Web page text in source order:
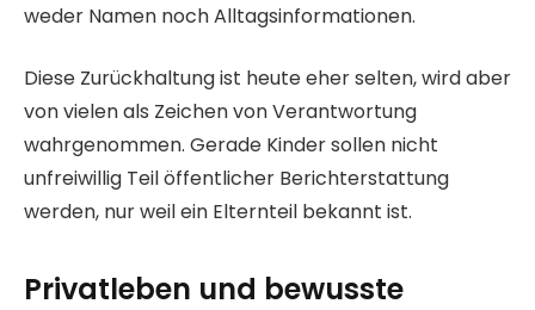
weder Namen noch Alltagsinformationen.
Diese Zurückhaltung ist heute eher selten, wird aber
von vielen als Zeichen von Verantwortung
wahrgenommen. Gerade Kinder sollen nicht
unfreiwillig Teil öffentlicher Berichterstattung
werden, nur weil ein Elternteil bekannt ist.
Privatleben und bewusste